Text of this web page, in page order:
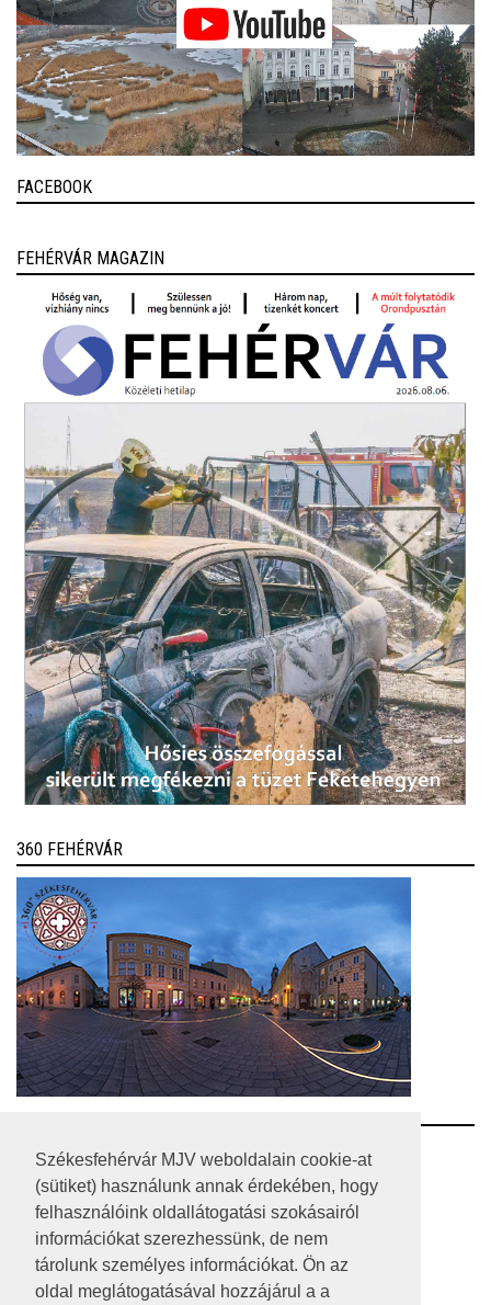
Székesfehérvár MJV weboldalain cookie-at
(sütiket) használunk annak érdekében, hogy
felhasználóink oldallátogatási szokásairól
információkat szerezhessünk, de nem
tárolunk személyes információkat. Ön az
oldal meglátogatásával hozzájárul a a
FACEBOOK
FEHÉRVÁR MAGAZIN
360 FEHÉRVÁR
RSS
A HONLAP 2017.03.31-I ÁLLAPOTA
JOGI NYILATKOZAT
IMPRESSZUM